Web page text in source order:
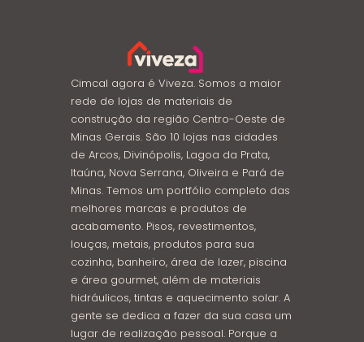
Cimcal agora é Viveza. Somos a maior
rede de lojas de materiais de
construção da região Centro-Oeste de
Minas Gerais. São 10 lojas nas cidades
de Arcos, Divinópolis, Lagoa da Prata,
Itaúna, Nova Serrana, Oliveira e Pará de
Minas. Temos um portfólio completo das
melhores marcas e produtos de
acabamento. Pisos, revestimentos,
louças, metais, produtos para sua
cozinha, banheiro, área de lazer, piscina
e área gourmet, além de materiais
hidráulicos, tintas e aquecimento solar. A
gente se dedica a fazer da sua casa um
lugar de realização pessoal. Porque a